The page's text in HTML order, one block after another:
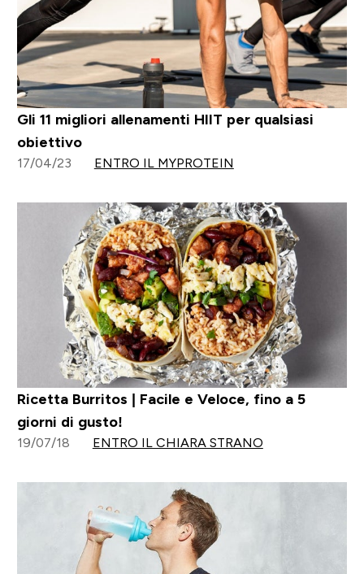
Gli 11 migliori allenamenti HIIT per qualsiasi
obiettivo
17/04/23 ENTRO IL MYPROTEIN
Ricetta Burritos | Facile e Veloce, fino a 5
giorni di gusto!
19/07/18 ENTRO IL CHIARA STRANO